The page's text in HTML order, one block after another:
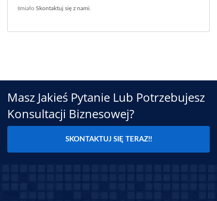
śmiało Skontaktuj się z nami
Masz Jakieś Pytanie Lub Potrzebujesz
Konsultacji Biznesowej?
SKONTAKTUJ SIĘ TERAZ!!